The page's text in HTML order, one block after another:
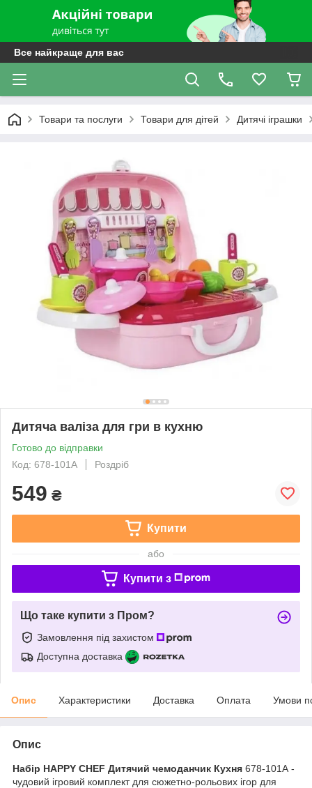
Все найкраще для вас
Товари та послуги Товари для дітей Дитячі іграшки
Дитяча валіза для гри в кухню
Готово до відправки
Код: 678-101А
Роздріб
549 ₴
Купити
або
Купити з
Що таке купити з Пром?
Замовлення під захистом
Доступна доставка
Опис Характеристики Доставка Оплата Умови
Опис
Набір HAPPY CHEF Дитячий чемоданчик Кухня 678-101А -
чудовий ігровий комплект для сюжетно-рольових ігор для